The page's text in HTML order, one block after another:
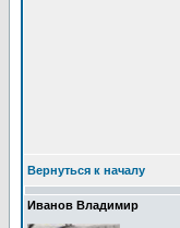
Вернуться к началу
Иванов Владимир